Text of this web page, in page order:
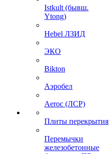
Istkult (бывш.
Ytong)
Hebel ЛЗИД
ЭКО
Bikton
Аэробел
Aeroc (ЛСР)
Плиты перекрытия
Перемычки
железобетонные